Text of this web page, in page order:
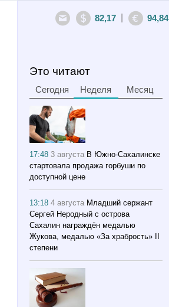
82,17 94,84
Это читают
Сегодня Неделя Месяц
17:483 августа В Южно-Сахалинске
стартовала продажа горбуши по
доступной цене
13:184 августа Младший сержант
Сергей Неродный с острова
Сахалин награждён медалью
Жукова, медалью «За храбрость» II
степени